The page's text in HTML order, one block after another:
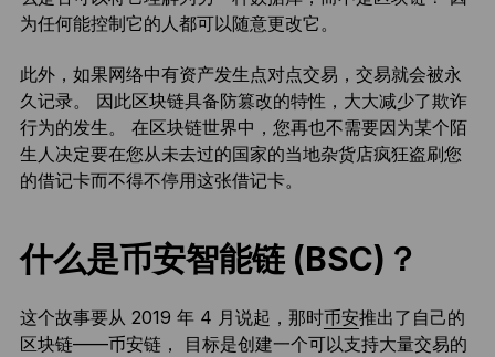
为任何能控制它的人都可以随意更改它。
此外，如果网络中有资产发生点对点交易，交易就会被永
久记录。 因此区块链具备防篡改的特性，大大减少了欺诈
行为的发生。 在区块链世界中，您再也不需要因为某个陌
生人决定要在您从未去过的国家的当地杂货店疯狂盗刷您
的借记卡而不得不停用这张借记卡。
什么是币安智能链 (BSC)？
这个故事要从 2019 年 4 月说起，那时币安推出了自己的
区块链——币安链， 目标是创建一个可以支持大量交易的